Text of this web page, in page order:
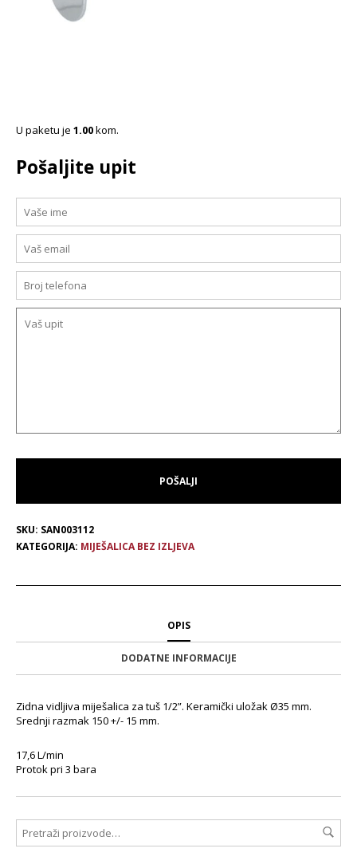
U paketu je 1.00kom.
Pošaljite upit
SKU: SAN003112
KATEGORIJA: MIJEŠALICA BEZ IZLJEVA
OPIS
DODATNE INFORMACIJE
Zidna vidljiva miješalica za tuš 1/2”. Keramički uložak Ø35 mm.
Srednji razmak 150 +/- 15 mm.
17,6 L/min
Protok pri 3 bara